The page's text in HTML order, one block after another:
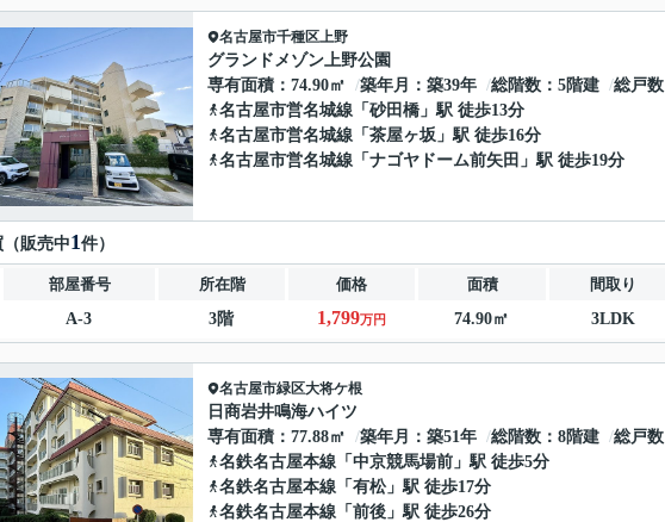
名古屋市千種区上野
グランドメゾン上野公園
専有面積
74.90㎡ 築年月 築39年 総階数 5階建 総戸数
名古屋市営名城線 「 砂田橋 」駅 徒歩13分
名古屋市営名城線 「 茶屋ヶ坂 」駅 徒歩16分
名古屋市営名城線 「 ナゴヤドーム前矢田 」駅 徒歩19分
販売中1件）
部屋番号 所在階 価格 面積 間取り
A-3
3階 1,799万円 74.90㎡ 3LDK
名古屋市緑区大将ケ根
日商岩井鳴海ハイツ
専有面積
77.88㎡ 築年月 築51年 総階数 8階建 総戸数
名鉄名古屋本線 「 中京競馬場前 」駅 徒歩5分
名鉄名古屋本線 「 有松」駅 徒歩17分
名鉄名古屋本線 「 前後 」駅 徒歩26分